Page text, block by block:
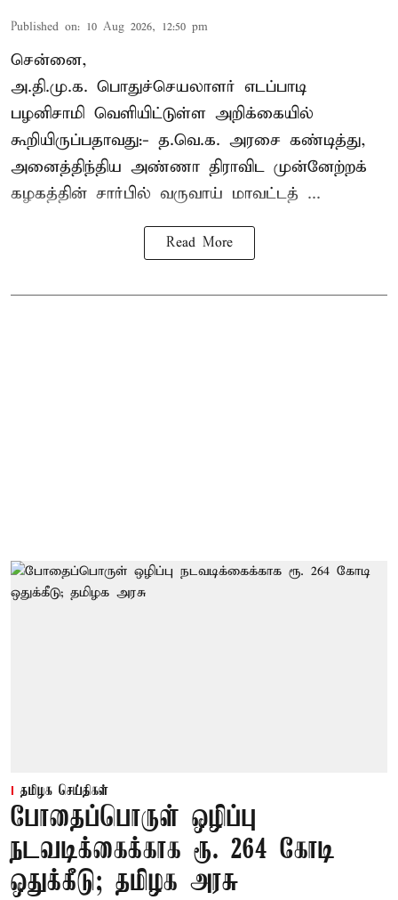
Published on: 10 Aug 2026, 12:50 pm
சென்னை,
அ.தி.மு.க. பொதுச்செயலாளர் எடப்பாடி
பழனிசாமி வெளியிட்டுள்ள அறிக்கையில்
கூறியிருப்பதாவது:- த.வெ.க. அரசை கண்டித்து,
அனைத்திந்திய அண்ணா திராவிட முன்னேற்றக்
கழகத்தின் சார்பில் வருவாய் மாவட்டத் ...
Read More
தமிழக செய்திகள்
போதைப்பொருள் ஒழிப்பு
நடவடிக்கைக்காக ரூ. 264 கோடி
ஒதுக்கீடு; தமிழக அரசு